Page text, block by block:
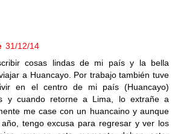
31/12/14
cosas lindas de mi país y la bella
a Huancayo. Por trabajo también tuve
en el centro de mi país (Huancayo)
y cuando retorne a Lima, lo extrañe a
me case con un huancaino y aunque
tengo excusa para regresar y ver los